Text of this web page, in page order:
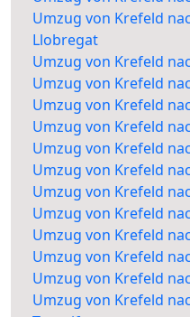
Umzug von Krefeld
Llobregat
Umzug von Krefeld
Umzug von Krefeld
Umzug von Krefeld
Umzug von Krefeld
Umzug von Krefeld
Umzug von Krefeld
Umzug von Krefeld
Umzug von Krefeld
Umzug von Krefeld
Umzug von Krefeld
Umzug von Krefeld
Umzug von Krefeld